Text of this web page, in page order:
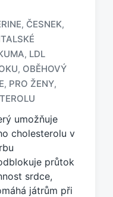
, ČESNEK,
, LDL
, OBĚHOVÝ
, PRO ŽENY,
umožňuje
cholesterolu v
průtok
srdce,
játrům při